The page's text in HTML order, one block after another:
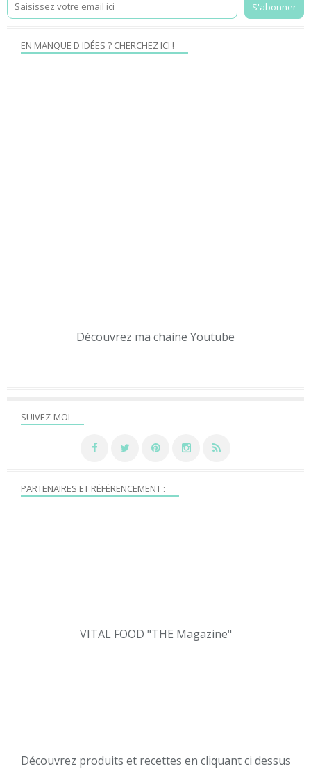
SUIVEZ-MOI
EN MANQUE D'IDÉES ? CHERCHEZ ICI !
Découvrez ma chaine Youtube
PARTENAIRES ET RÉFÉRENCEMENT :
VITAL FOOD "THE Magazine"
Découvrez produits et recettes en cliquant ci dessus